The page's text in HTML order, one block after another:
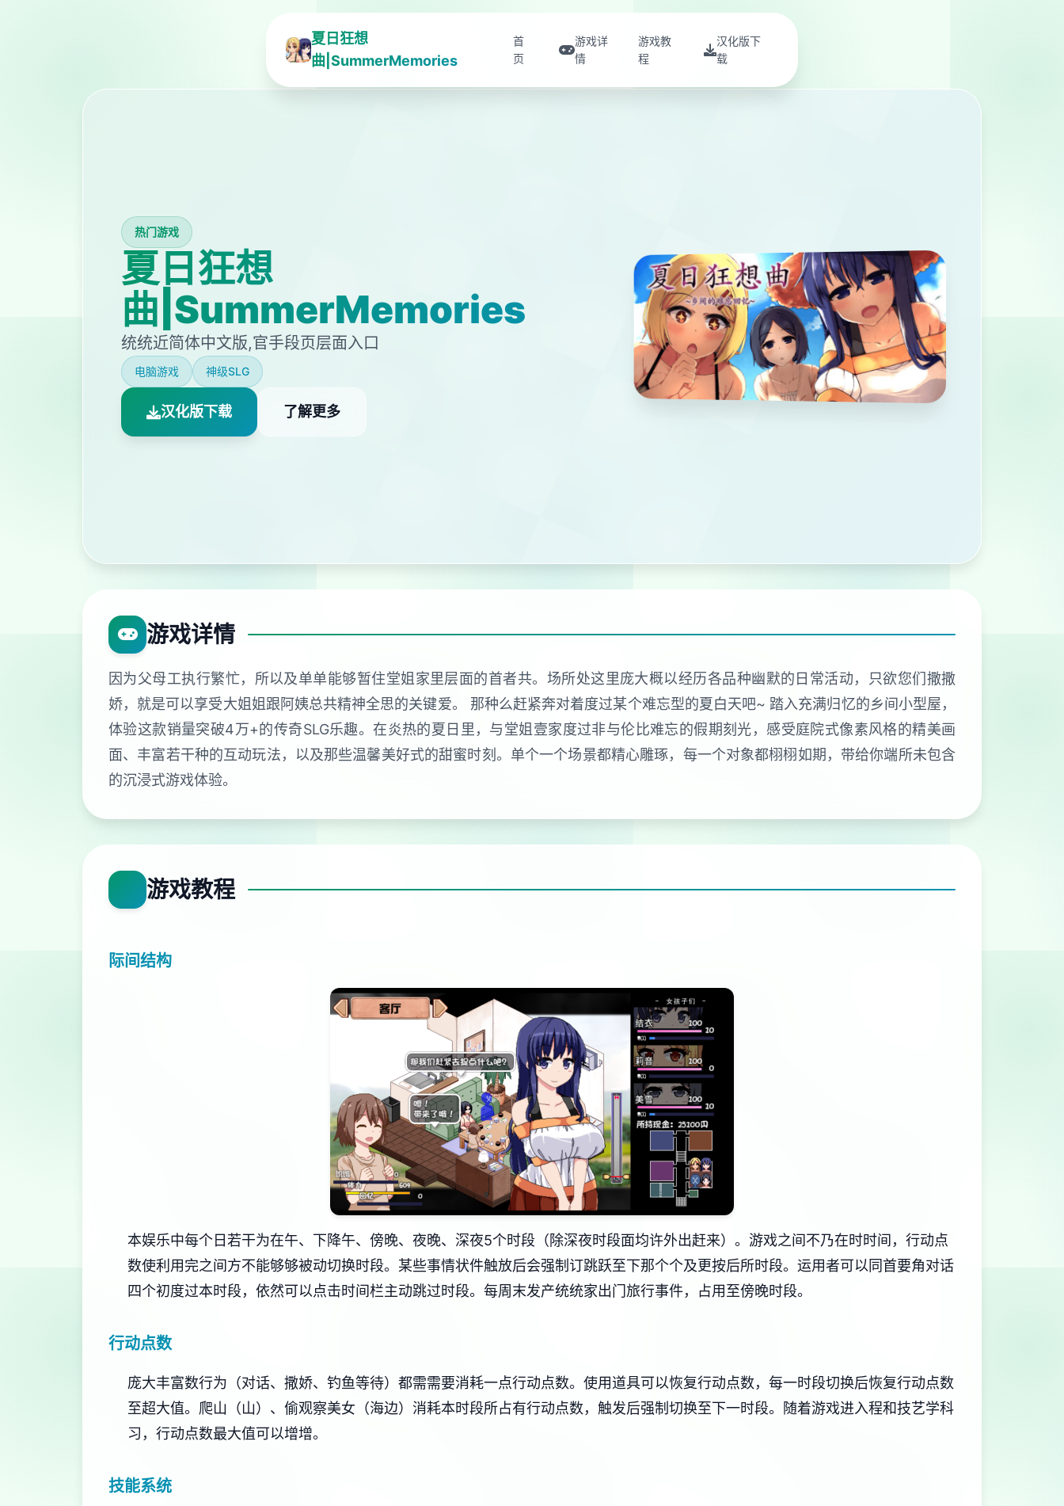
夏日狂想
曲|SummerMemories
首
页
游戏详
情
游戏教
程
汉化版下
载
热门游戏
夏日狂想
曲|SummerMemories
统统近简体中文版,官手段页层面入口
电脑游戏 神级SLG
汉化版下载 了解更多
游戏详情
因为父母工执行繁忙，所以及单单能够暂住堂姐家里层面的首者共。场所处这里庞大概以经历各品种幽默的日常活动，只欲您们撒撒
娇，就是可以享受大姐姐跟阿姨总共精神全思的关键爱。 那种么赶紧奔对着度过某个难忘型的夏白天吧~ 踏入充满归忆的乡间小型屋，
体验这款销量突破4万+的传奇SLG乐趣。在炎热的夏日里，与堂姐壹家度过非与伦比难忘的假期刻光，感受庭院式像素风格的精美画
面、丰富若干种的互动玩法，以及那些温馨美好式的甜蜜时刻。单个一个场景都精心雕琢，每一个对象都栩栩如期，带给你端所未包含
的沉浸式游戏体验。
游戏教程
际间结构
本娱乐中每个日若干为在午、下降午、傍晚、夜晚、深夜5个时段（除深夜时段面均许外出赶来）。 游戏之间不乃在时时间，行动点
数使利用完之间方不能够够被动切换时段。 某些事情状件触放后会强制订跳跃至下那个个及更按后所时段。 运用者可以同首要角对话
四个初度过本时段，依然可以点击时间栏主动跳过时段。 每周末发产统统家出门旅行事件，占用至傍晚时段。
行动点数
庞大丰富数行为（对话、撒娇、钓鱼等待）都需需要消耗一点行动点数。 使用道具可以恢复行动点数，每一时段切换后恢复行动点数
至超大值。 爬山（山）、偷观察美女（海边）消耗本时段所占有行动点数，触发后强制切换至下一时段。
随着游戏进入程和技艺学科
习，行动点数最大值可以增增。
技能系统